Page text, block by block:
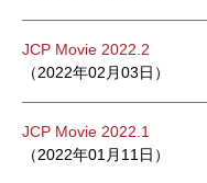
JCP Movie 2022.2
（2022年02月03日）
JCP Movie 2022.1
（2022年01月11日）